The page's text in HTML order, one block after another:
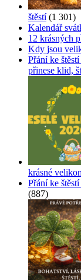
štěstí (1 301)
Kalendář
12 krásných
Kdy jsou
Přání ke
přinese klid,
krásné
Přání ke
(887)